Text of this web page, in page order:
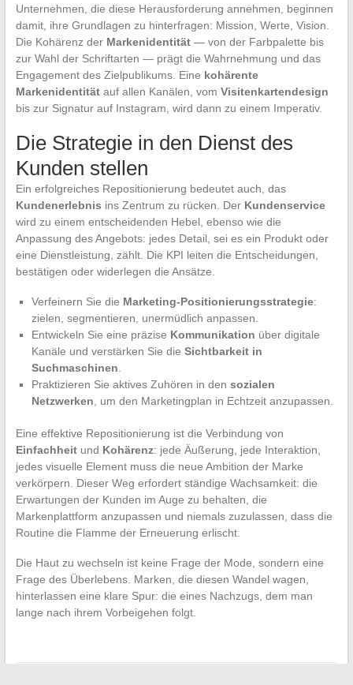
Unternehmen, die diese Herausforderung annehmen, beginnen
damit, ihre Grundlagen zu hinterfragen: Mission, Werte, Vision.
Die Kohärenz der Markenidentität— von der Farbpalette bis
zur Wahl der Schriftarten — prägt die Wahrnehmung und das
Engagement des Zielpublikums. Eine kohärente
Markenidentitätauf allen Kanälen, vom Visitenkartendesign
bis zur Signatur auf Instagram, wird dann zu einem Imperativ.
Die Strategie in den Dienst des
Kunden stellen
Ein erfolgreiches Repositionierung bedeutet auch, das
Kundenerlebnis ins Zentrum zu rücken. Der Kundenservice
wird zu einem entscheidenden Hebel, ebenso wie die
Anpassung des Angebots: jedes Detail, sei es ein Produkt oder
eine Dienstleistung, zählt. Die KPI leiten die Entscheidungen,
bestätigen oder widerlegen die Ansätze.
Verfeinern Sie die Marketing-Positionierungsstrategie:
zielen, segmentieren, unermüdlich anpassen.
Entwickeln Sie eine präzise Kommunikation über digitale
Kanäle und verstärken Sie die Sichtbarkeit in
Suchmaschinen
Praktizieren Sie aktives Zuhören in den sozialen
Netzwerken , um den Marketingplan in Echtzeit anzupassen.
Eine effektive Repositionierung ist die Verbindung von
Einfachheitund Kohärenz: jede Äußerung, jede Interaktion,
jedes visuelle Element muss die neue Ambition der Marke
verkörpern. Dieser Weg erfordert ständige Wachsamkeit: die
Erwartungen der Kunden im Auge zu behalten, die
Markenplattform anzupassen und niemals zuzulassen, dass die
Routine die Flamme der Erneuerung erlischt.
Die Haut zu wechseln ist keine Frage der Mode, sondern eine
Frage des Überlebens. Marken, die diesen Wandel wagen,
hinterlassen eine klare Spur: die eines Nachzugs, dem man
lange nach ihrem Vorbeigehen folgt.